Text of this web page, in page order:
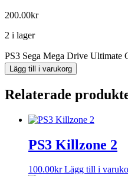
200.00kr
2 i lager
PS3 Sega Mega Drive Ultimate
Lägg till i varukorg
Relaterade
PS3 Killzone 2
100.00kr Lägg till i